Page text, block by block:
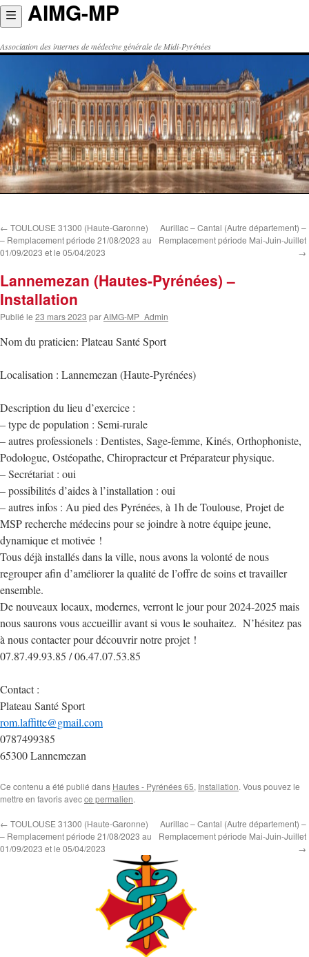
Aller
au
contenu
AIMG-MP
Association des internes de médecine générale de Midi-Pyrénées
← TOULOUSE 31300 (Haute-Garonne)
– Remplacement période 21/08/2023 au
01/09/2023 et le 05/04/2023
Aurillac – Cantal (Autre département) –
Remplacement période Mai-Juin-Juillet
→
Lannemezan (Hautes-Pyrénées) –
Installation
Publié le 23 mars 2023 parAIMG-MP_Admin
Nom du praticien: Plateau Santé Sport
Localisation : Lannemezan (Haute-Pyrénées)
Description du lieu d’exercice :
– type de population : Semi-rurale
– autres professionels : Dentistes, Sage-femme, Kinés, Orthophoniste,
Podologue, Ostéopathe, Chiropracteur et Préparateur physique.
– Secrétariat : oui
– possibilités d’aides à l’installation : oui
– autres infos : Au pied des Pyrénées, à 1h de Toulouse, Projet de
MSP recherche médecins pour se joindre à notre équipe jeune,
dynamique et motivée !
Tous déjà installés dans la ville, nous avons la volonté de nous
regrouper afin d’améliorer la qualité de l’offre de soins et travailler
ensemble.
De nouveaux locaux, modernes, verront le jour pour 2024-2025 mais
nous saurons vous accueillir avant si vous le souhaitez. N’hésitez pas
à nous contacter pour découvrir notre projet !
07.87.49.93.85 / 06.47.07.53.85
Contact :
Plateau Santé Sport
rom.laffitte@gmail.com
0787499385
65300 Lannemezan
Ce contenu a été publié dans Hautes - Pyrénées 65, Installation. Vous pouvez le
mettre en favoris avecce permalien.
← TOULOUSE 31300 (Haute-Garonne)
– Remplacement période 21/08/2023 au
01/09/2023 et le 05/04/2023
Aurillac – Cantal (Autre département) –
Remplacement période Mai-Juin-Juillet
→